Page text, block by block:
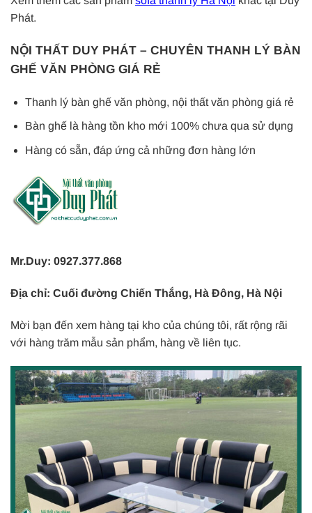
Phát.
NỘI THẤT DUY PHÁT – CHUYÊN THANH LÝ BÀN
GHẾ VĂN PHÒNG GIÁ RẺ
Thanh lý bàn ghế văn phòng, nội thất văn phòng giá rẻ
Bàn ghế là hàng tồn kho mới 100% chưa qua sử dụng
Hàng có sẵn, đáp ứng cả những đơn hàng lớn
Mr.Duy: 0927.377.868
Địa chỉ: Cuối đường Chiến Thắng, Hà Đông, Hà Nội
Mời bạn đến xem hàng tại kho của chúng tôi, rất rộng rãi
với hàng trăm mẫu sản phẩm, hàng về liên tục.